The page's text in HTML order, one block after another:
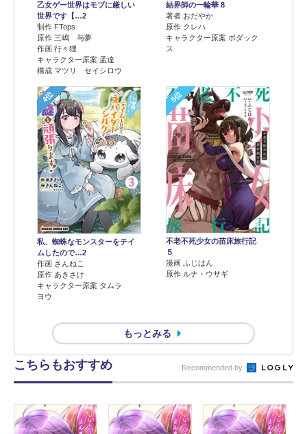
乙女ゲー世界はモブに厳しい
世界です【…2
制作 FTops
原作 三嶋 与夢
作画 行々狸
キャラクター原案 孟達
構成 マツリ セイシロウ
結界師の一輪華 8
著者 おだやか
原作 クレハ
キャラクター原案 ボダック
ス
4位
私、蜘蛛なモンスターをテイ
ムしたので…2
作画 さんねこ
原作 あきさけ
キャラクター原案 タムラ
ヨウ
5位
不老不死少女の苗床旅行記
５
漫画 ふじはん
原作 ルナ・ウサギ
もっとみる
こちらもおすすめ Recommended by